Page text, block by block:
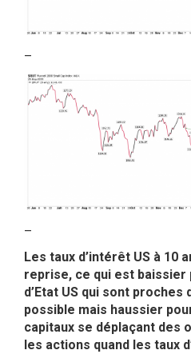
–
–
Les taux d’intérêt US à 10
reprise, ce qui est baissier
d’Etat US qui sont proches
possible mais haussier
capitaux se déplaçant des
les actions quand les taux